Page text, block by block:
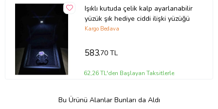
Işıklı kutuda çelik kalp ayarlanabilir
yüzük şık hediye ciddi ilişki yüzüğü
Kargo Bedava
583,70 TL
62,26 TL'den Başlayan Taksitlerle
Bu Ürünü Alanlar Bunları da Aldı